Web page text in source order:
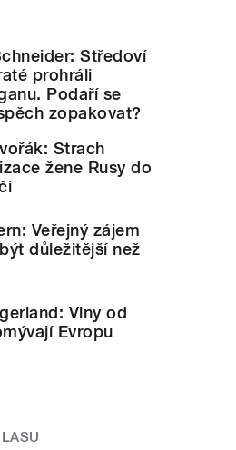
Středoví
prohráli
Podaří se
zopakovat?
Strach
žene Rusy do
Veřejný zájem
důležitější než
Vlny od
Evropu